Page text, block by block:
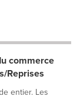
commerce
Reprises
entier. Les